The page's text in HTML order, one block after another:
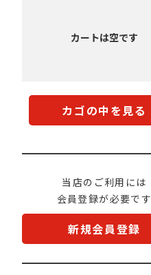
カートは空です
カゴの中を見る
当店のご利用には
会員登録が必要です
新規会員登録